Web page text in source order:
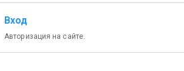
Вход
Авторизация на сайте.